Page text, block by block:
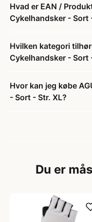
Hvad er EAN /
Cykelhandsker - Sort
Hvilken kategori
Cykelhandsker - Sort
Hvor kan jeg købe
- Sort - Str. XL?
Du er